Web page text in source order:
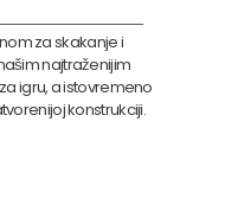
za skakanje i
najtraženijim
igru, a istovremeno
konstrukciji.